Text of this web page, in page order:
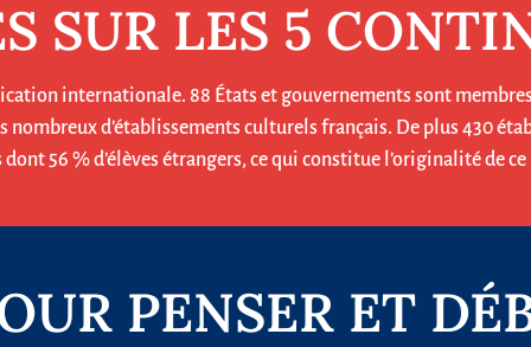
SUR LES 5
internationale. 88 États et gouvernements sont
nombreux d’établissements culturels français. De plus 430
56 % d’élèves étrangers, ce qui constitue l’originalité de ce
PENSER ET